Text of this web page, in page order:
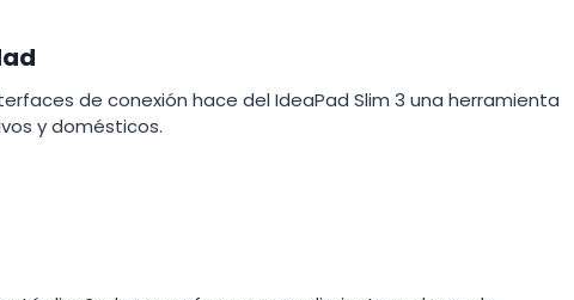
de conexión hace del IdeaPad Slim 3 una herramienta
y domésticos.